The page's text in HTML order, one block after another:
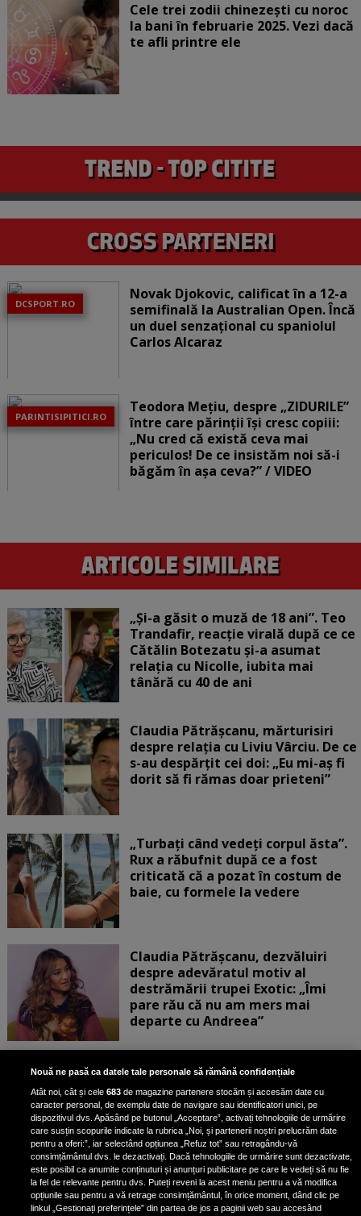
Cele trei zodii chinezești cu noroc
la bani în februarie 2025. Vezi dacă
te afli printre ele
DCSPORT.RO
Novak Djokovic, calificat în a 12-a
semifinală la Australian Open. Încă
un duel senzațional cu spaniolul
Carlos Alcaraz
PARINTISIPITICI.RO
Teodora Mețiu, despre „ZIDURILE”
între care părinții își cresc copiii:
„Nu cred că există ceva mai
periculos! De ce insistăm noi să-i
băgăm în așa ceva?” / VIDEO
„Și-a găsit o muză de 18 ani”. Teo
Trandafir, reacție virală după ce ce
Cătălin Botezatu și-a asumat
relația cu Nicolle, iubita mai
tânără cu 40 de ani
Claudia Pătrășcanu, mărturisiri
despre relația cu Liviu Vârciu. De ce
s-au despărțit cei doi: „Eu mi-aș fi
dorit să fi rămas doar prieteni”
„Turbați când vedeți corpul ăsta”.
Rux a răbufnit după ce a fost
criticată că a pozat în costum de
baie, cu formele la vedere
Claudia Pătrășcanu, dezvăluiri
despre adevăratul motiv al
destrămării trupei Exotic: „Îmi
pare rău că nu am mers mai
departe cu Andreea”
Scene incredibile! Ilinca Vandici a
pus mâna pe aparatul de
fotografiat al unui paparazzo și i l-
a aruncat la gunoi: „S-a dus la
poliție. Nu mai aveam aer”
Oana Moșneagu, mărturisiri
despre începutul relației cu Vlad
Nouă ne pasă ca datele tale personale să rămână confidențiale
Atât noi, cât și cele683 de magazine partenere stocăm și accesăm date cu
caracter personal, de exemplu date de navigare sau identificatori unici, pe
dispozitivul dvs. Apăsând pe butonul „Acceptare”, activați tehnologiile de urmărire
care susțin scopurile indicate la rubrica „Noi, și partenerii noștri prelucrăm date
pentru a oferi:”, iar selectând opțiunea „Refuz tot” sau retragându-vă
consimțământul dvs. le dezactivați. Dacă tehnologiile de urmărire sunt dezactivate,
este posibil ca anumite conținuturi și anunțuri publicitare pe care le vedeți să nu fie
la fel de relevante pentru dvs. Puteți reveni la acest meniu pentru a vă modifica
opțiunile sau pentru a vă retrage consimțământul, în orice moment, dând clic pe
linkul „Gestionați preferințele” din partea de jos a paginii web sau accesând